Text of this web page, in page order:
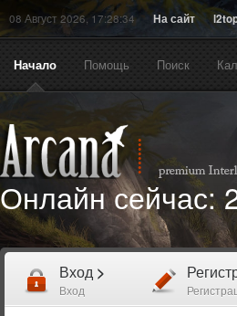
08 Август 2026, 17:28:34 На сайт
Начало Помощь Поиск
Онлайн сейчас:
Вход >
Вход